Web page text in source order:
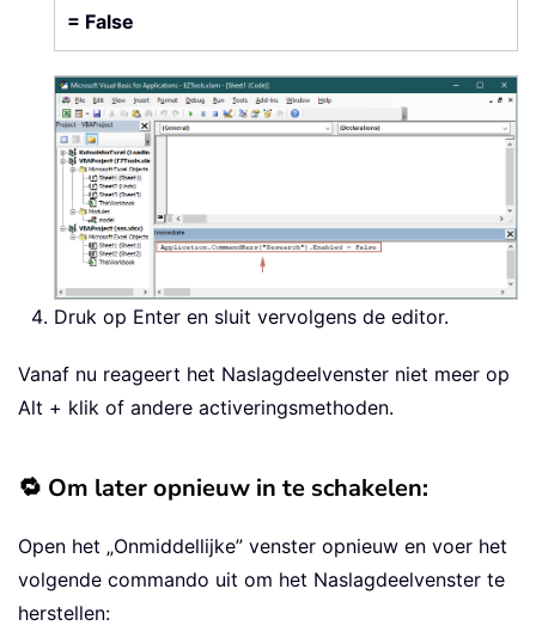
= False
Druk op Enter en sluit vervolgens de editor.
Vanaf nu reageert het Naslagdeelvenster niet meer op
Alt + klik of andere activeringsmethoden.
🔁 Om later opnieuw in te schakelen:
Open het „Onmiddellijke” venster opnieuw en voer het
volgende commando uit om het Naslagdeelvenster te
herstellen: